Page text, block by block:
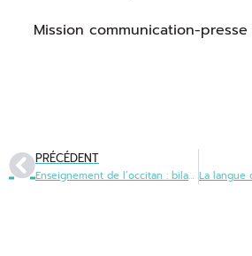
Mission communication-presse
PRÉCÉDENT
Enseignement de l’occitan : bilan de la rentrée 2020